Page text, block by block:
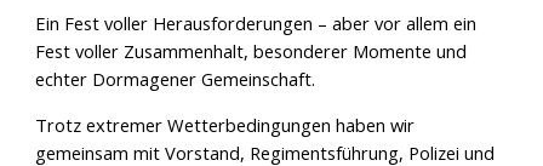
Ein Fest voller Herausforderungen – aber vor allem ein
Fest voller Zusammenhalt, besonderer Momente und
echter Dormagener Gemeinschaft.
Trotz extremer Wetterbedingungen haben wir
gemeinsam mit Vorstand, Regimentsführung, Polizei und